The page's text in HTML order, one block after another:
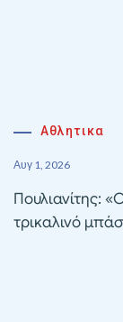
Αθλητικα
Αυγ 1, 2026
Πουλιανίτης:
τρικαλινό